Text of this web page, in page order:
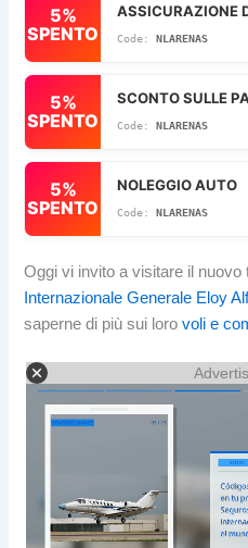
5%
SPENTO
ASSICURAZIONE
NLARENAS
5%
SPENTO
SCONTO SULLE
NLARENAS
5%
SPENTO
NOLEGGIO AUTO
NLARENAS
Oggi vi invito a visitare il
Internazionale Generale Eloy
saperne di più sui lorovoli e